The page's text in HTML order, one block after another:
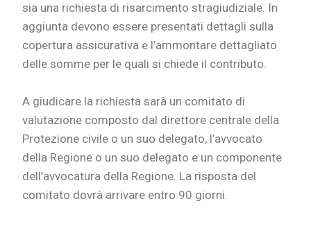
sia una richiesta di risarcimento stragiudiziale. In
aggiunta devono essere presentati dettagli sulla
copertura assicurativa e l’ammontare dettagliato
delle somme per le quali si chiede il contributo.
A giudicare la richiesta sarà un comitato di
valutazione composto dal direttore centrale della
Protezione civile o un suo delegato, l’avvocato
della Regione o un suo delegato e un componente
dell’avvocatura della Regione. La risposta del
comitato dovrà arrivare entro 90 giorni.